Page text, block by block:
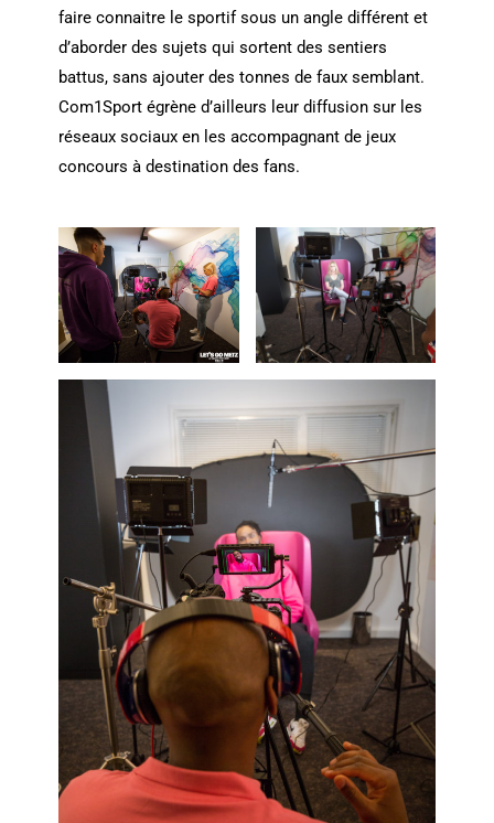
faire connaitre le sportif sous un angle différent et
d’aborder des sujets qui sortent des sentiers
battus, sans ajouter des tonnes de faux semblant.
Com1Sport égrène d’ailleurs leur diffusion sur les
réseaux sociaux en les accompagnant de jeux
concours à destination des fans.